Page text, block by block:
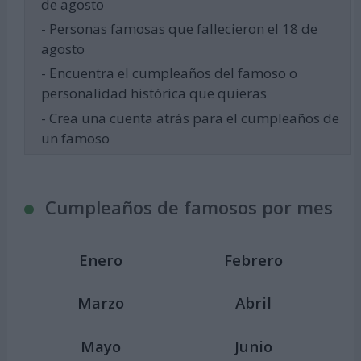
de agosto
- Personas famosas que fallecieron el 18 de
agosto
- Encuentra el cumpleaños del famoso o
personalidad histórica que quieras
- Crea una cuenta atrás para el cumpleaños de
un famoso
Cumpleaños de famosos por mes
Enero Febrero
Marzo Abril
Mayo Junio